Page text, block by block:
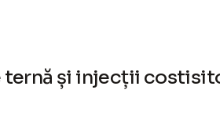
ternă și injecții